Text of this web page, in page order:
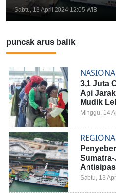
Sabtu, 13 April 2024 12:05 WIB
puncak arus balik
3,1 Juta
Api
Mudik
Minggu, 14
Balik
Sabtu, 13